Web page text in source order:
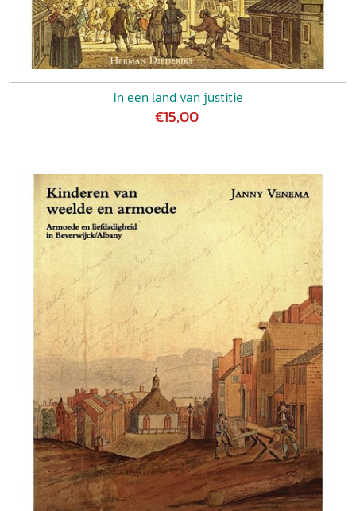
In een land van justitie
€15,00